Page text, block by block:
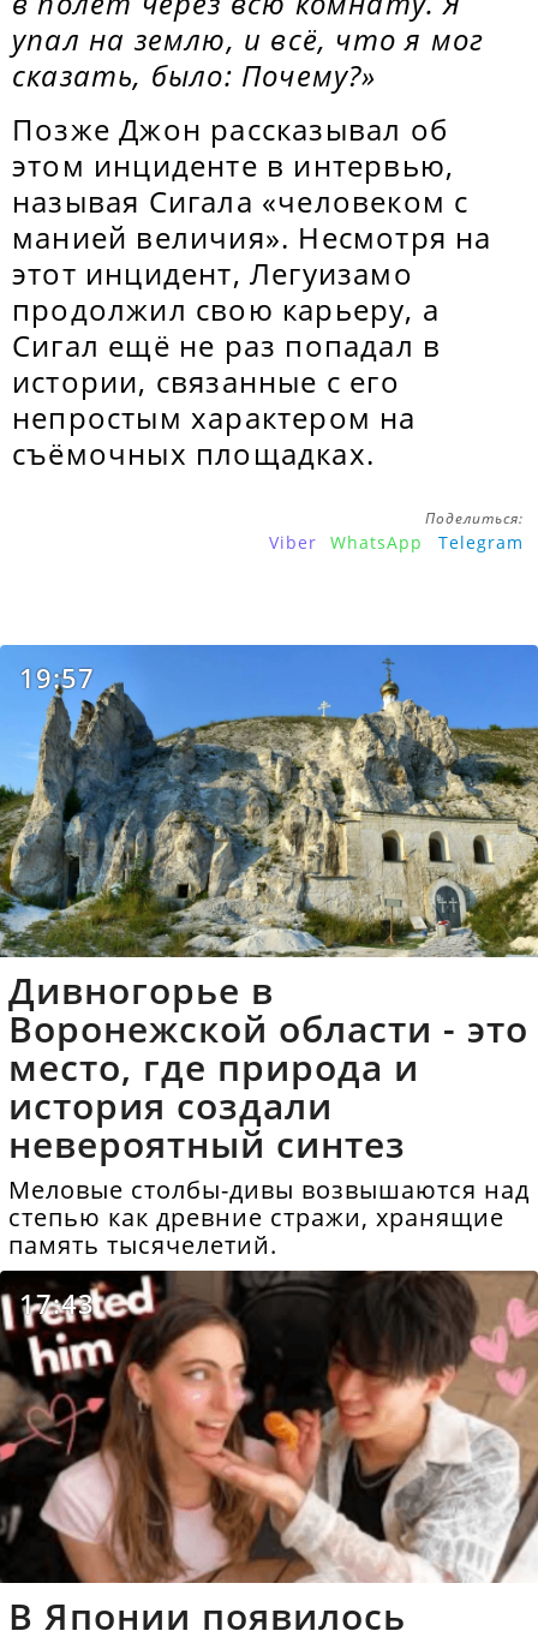
упал на землю, и всё, что я мог
сказать, было: Почему?»
Позже Джон рассказывал об
этом инциденте в интервью,
называя Сигала «человеком с
манией величия». Несмотря на
этот инцидент, Легуизамо
продолжил свою карьеру, а
Сигал ещё не раз попадал в
истории, связанные с его
непростым характером на
съёмочных площадках.
Поделиться:
Viber WhatsApp Telegram
19:57
Дивногорье в
Воронежской области - это
место, где природа и
история создали
невероятный синтез
Меловые столбы-дивы возвышаются над
степью как древние стражи, хранящие
память тысячелетий.
17:43
В Японии появилось